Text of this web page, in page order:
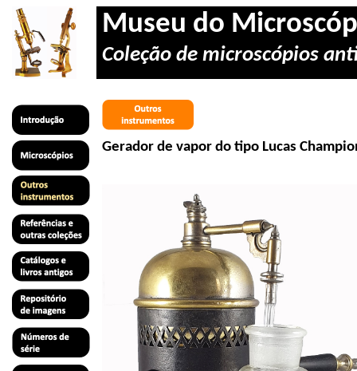
Museu do
Coleção de microscópios
Gerador de vapor do tipo Lucas